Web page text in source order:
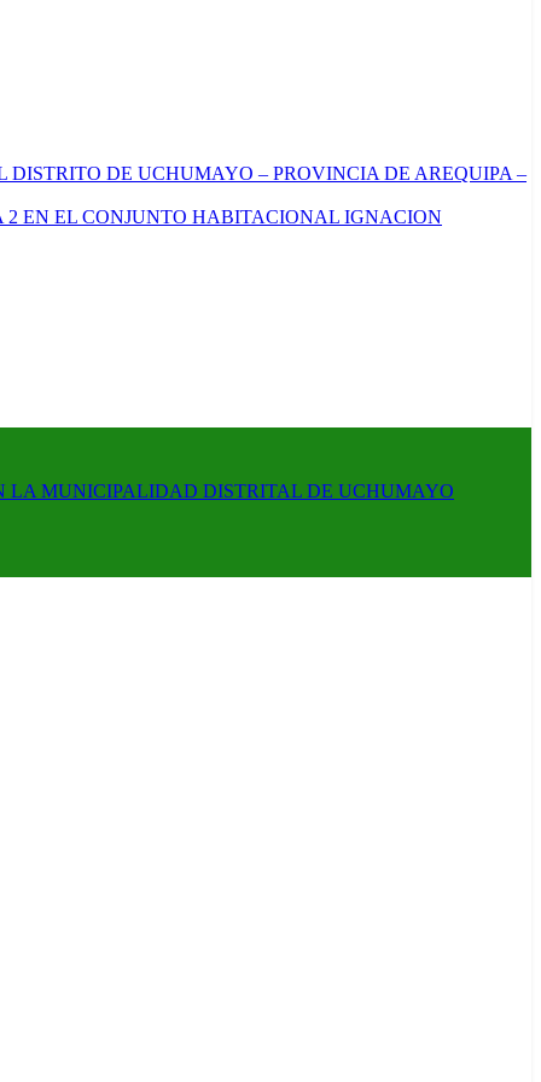
DISTRITO DE UCHUMAYO – PROVINCIA DE AREQUIPA –
EN EL CONJUNTO HABITACIONAL IGNACION
LA MUNICIPALIDAD DISTRITAL DE UCHUMAYO